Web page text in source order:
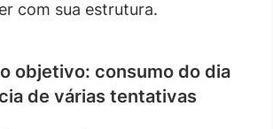
com sua estrutura.
objetivo: consumo do dia
de várias tentativas